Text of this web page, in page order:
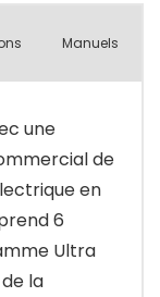
Manuels
une
de
en
6
Ultra
la